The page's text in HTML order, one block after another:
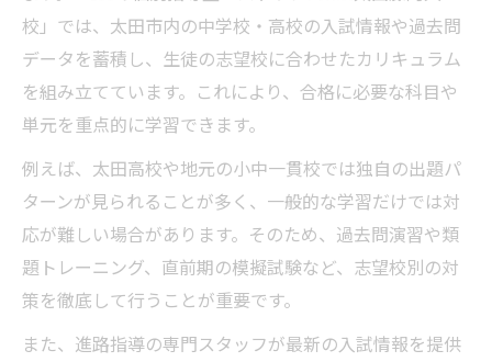
術
個別指導塾の実績で選ぶ合格への近道
柔軟なカリキュラムで入試対策を成功に導く
個別指導塾のカリキュラム調整で得点力ア
ップ
志望校別に最適化する個別指導塾の学習プ
ラン
個別指導塾なら部活と勉強の両立も実現
個別指導塾の講習活用で苦手科目を底上げ
個別指導塾の面談で学習進度を徹底管理
校」では、太田市内の中学校・高校の入試情報や過去問
データを蓄積し、生徒の志望校に合わせたカリキュラム
を組み立てています。これにより、合格に必要な科目や
単元を重点的に学習できます。
例えば、太田高校や地元の小中一貫校では独自の出題パ
ターンが見られることが多く、一般的な学習だけでは対
応が難しい場合があります。そのため、過去問演習や類
題トレーニング、直前期の模擬試験など、志望校別の対
策を徹底して行うことが重要です。
また、進路指導の専門スタッフが最新の入試情報を提供